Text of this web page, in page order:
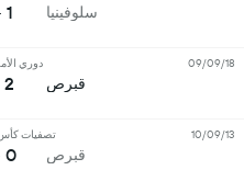
سلوفينيا 1 - 1
قبرص
دوري
2 - 1
09/09/18
قبرص
تصفيات كأس
0 - 2
10/09/13